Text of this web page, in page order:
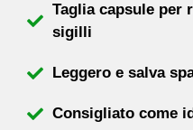
Taglia capsule per
sigilli
Leggero e salva
Consigliato come